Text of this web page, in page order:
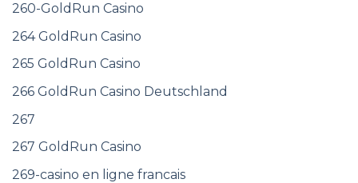
260-GoldRun Casino
264 GoldRun Casino
265 GoldRun Casino
266 GoldRun Casino Deutschland
267
267 GoldRun Casino
269-casino en ligne francais